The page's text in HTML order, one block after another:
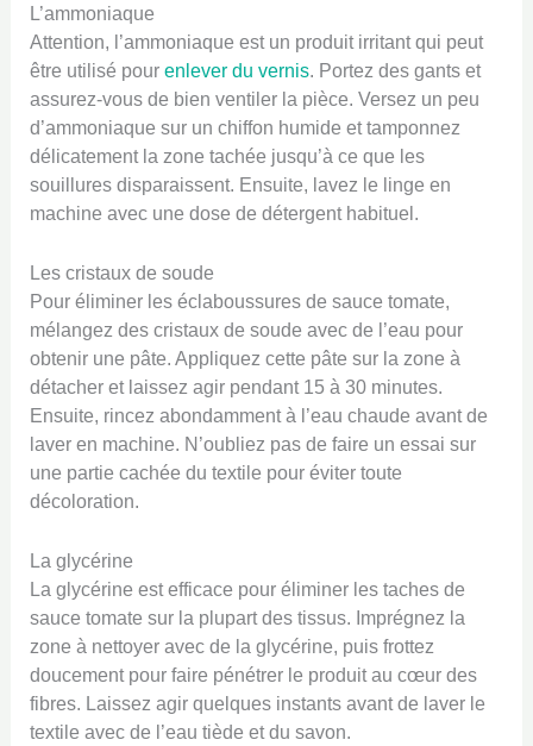
L’ammoniaque
Attention, l’ammoniaque est un produit irritant qui peut
être utilisé pourenlever du vernis . Portez des gants et
assurez-vous de bien ventiler la pièce. Versez un peu
d’ammoniaque sur un chiffon humide et tamponnez
délicatement la zone tachée jusqu’à ce que les
souillures disparaissent. Ensuite, lavez le linge en
machine avec une dose de détergent habituel.
Les cristaux de soude
Pour éliminer les éclaboussures de sauce tomate,
mélangez des cristaux de soude avec de l’eau pour
obtenir une pâte. Appliquez cette pâte sur la zone à
détacher et laissez agir pendant 15 à 30 minutes.
Ensuite, rincez abondamment à l’eau chaude avant de
laver en machine. N’oubliez pas de faire un essai sur
une partie cachée du textile pour éviter toute
décoloration.
La glycérine
La glycérine est efficace pour éliminer les taches de
sauce tomate sur la plupart des tissus. Imprégnez la
zone à nettoyer avec de la glycérine, puis frottez
doucement pour faire pénétrer le produit au cœur des
fibres. Laissez agir quelques instants avant de laver le
textile avec de l’eau tiède et du savon.